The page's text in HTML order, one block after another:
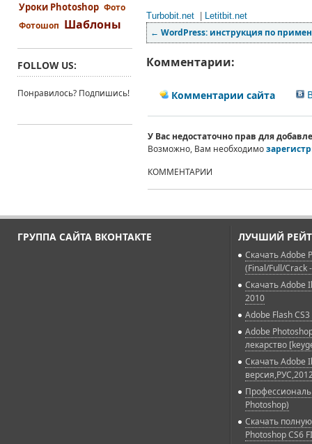
Turbobit.net Letitbit.net
← WordPress: инструкция по
Комментарии:
Комментарии сайта
У Вас недостаточно прав для
Возможно, Вам необходимо
КОММЕНТАРИИ
Уроки Photoshop Фото
Фотошоп Шаблоны
FOLLOW US:
Понравилось? Подпишись!
ГРУППА САЙТА ВКОНТАКТЕ ЛУЧШИЙ
Скачать Adobe
(Final/Full/Crack
Скачать Adobe
2010
Adobe Flash
Adobe
лекарство
Скачать Adobe
Photoshop)
Скачать
Photoshop CS6